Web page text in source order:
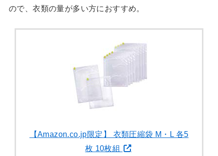
ので、衣類の量が多い方におすすめ。
【Amazon.co.jp限定】 衣類圧縮袋 M・L 各5
枚 10枚組